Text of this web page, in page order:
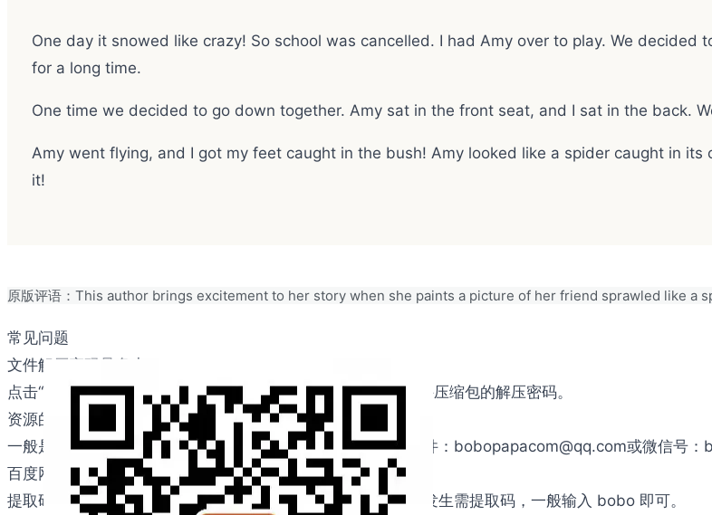
One day it snowed like crazy! So school was cancelled. I had Amy over to play. We
for a long time.
One time we decided to go down together. Amy sat in the front seat, and I sat in the back.
Amy went flying, and I got my feet caught in the bush! Amy looked like a spider caught in
it!
原版评语：This author brings excitement to her story when she paints a picture of her friend sprawled like a
常见问题
文件解压密码是多少？
点击“立即下载”按钮后，在下载页面有显示解压密码，这是文件压缩包的解压密码。
资源的下载方式是什么？
一般是用百度网盘下载。如果您不能使用百度网盘，请联系邮件：bobopapacom@qq.com或微信号：
百度网盘提取码是多少？
提取码已经包含在下载链接里，无需额外输入。如果网盘偶尔发生需提取码，一般输入 bobo 即可。